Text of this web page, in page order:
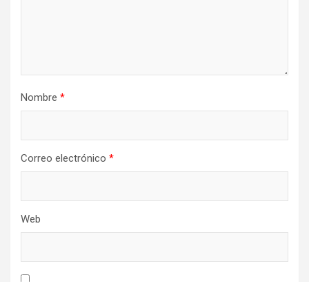
Nombre *
Correo electrónico *
Web